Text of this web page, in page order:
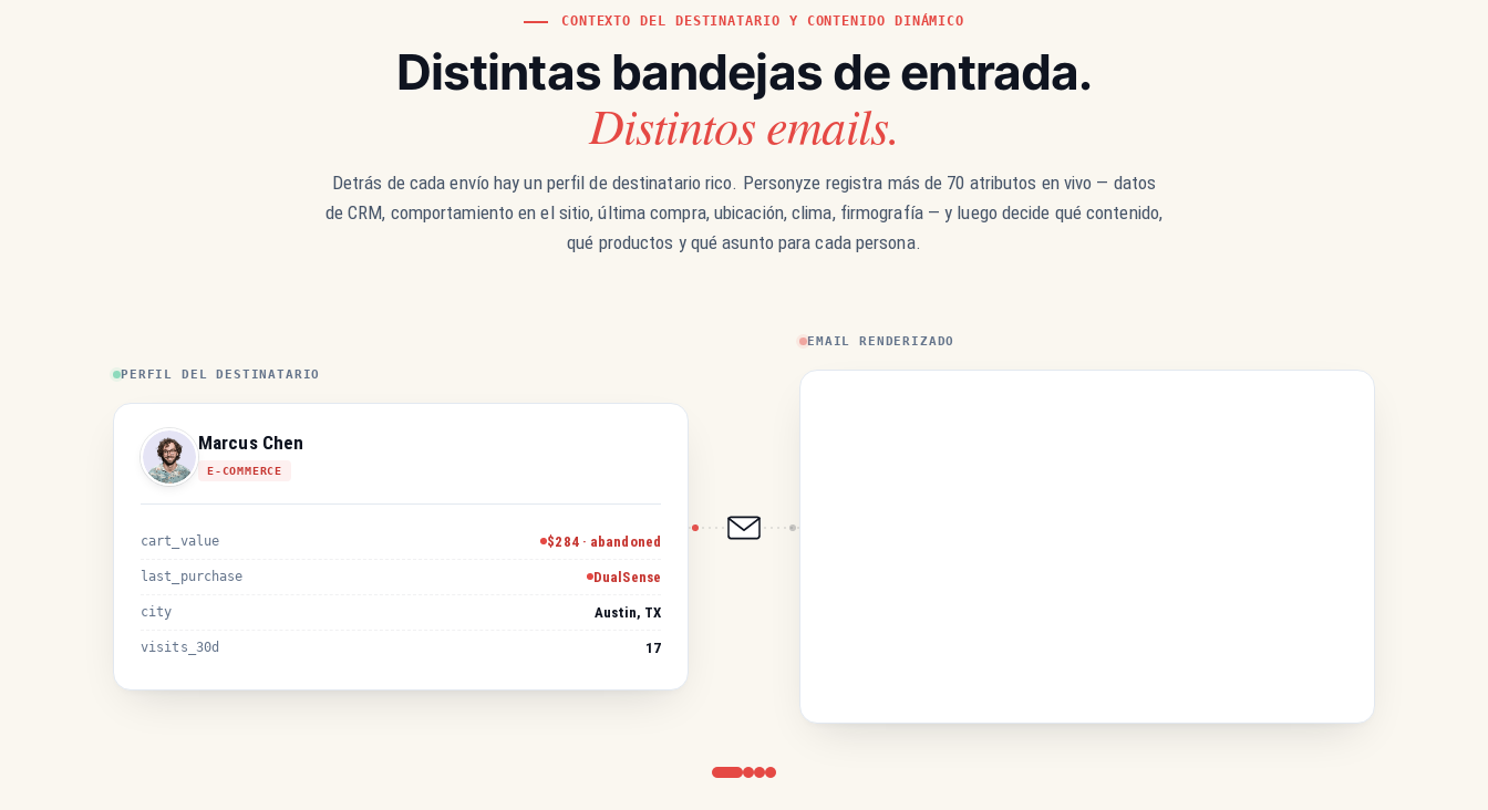
CONTEXTO DEL DESTINATARIO Y CONTENIDO DINÁMICO
Distintas bandejas de entrada.
Distintos emails.
Detrás de cada envío hay un perfil de destinatario rico. Personyze registra más de 70 atributos en vivo — datos
de CRM, comportamiento en el sitio, última compra, ubicación, clima, firmografía — y luego decide qué contenido,
qué productos y qué asunto para cada persona.
PERFIL DEL DESTINATARIO
Marcus Chen
E-COMMERCE
cart_value $284 · abandoned
last_purchase DualSense
city Austin, TX
visits_30d 17
EMAIL RENDERIZADO